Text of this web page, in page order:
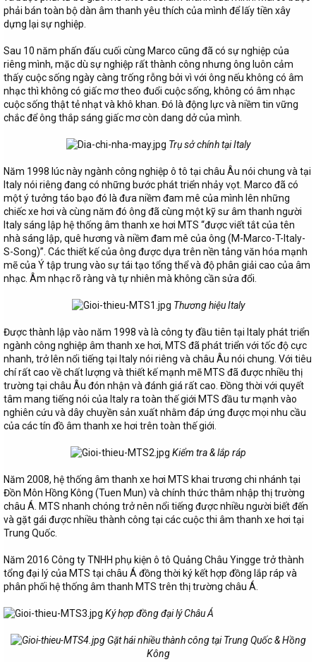
phải bán toàn bộ dàn âm thanh yêu thích của mình để lấy tiền xây
dựng lại sự nghiệp.
Sau 10 năm phấn đấu cuối cùng Marco cũng đã có sự nghiệp của
riêng mình, mặc dù sự nghiệp rất thành công nhưng ông luôn cảm
thấy cuộc sống ngày càng trống rỗng bởi vì với ông nếu không có âm
nhạc thì không có giấc mơ theo đuổi cuộc sống, không có âm nhạc
cuộc sống thật tẻ nhạt và khô khan. Đó là động lực và niềm tin vững
chắc để ông thắp sáng giấc mơ còn dang dở của mình.
Trụ sở chính tại Italy
Năm 1998 lúc này ngành công nghiệp ô tô tại châu Âu nói chung và tại
Italy nói riêng đang có những bước phát triển nhảy vọt. Marco đã có
một ý tưởng táo bạo đó là đưa niềm đam mê của mình lên những
chiếc xe hơi và cùng năm đó ông đã cùng một kỹ sư âm thanh người
Italy sáng lập hệ thống âm thanh xe hơi MTS “được viết tắt của tên
nhà sáng lập, quê hương và niềm đam mê của ông (M-Marco-T-Italy-
S-Song)”. Các thiết kế của ông được dựa trên nền tảng văn hóa mạnh
mẽ của Ý tập trung vào sự tái tạo tổng thể và độ phân giải cao của âm
nhạc. Âm nhạc rõ ràng và tự nhiên mà không cần sửa đổi.
Thương hiệu Italy
Được thành lập vào năm 1998 và là công ty đầu tiên tại Italy phát triển
ngành công nghiệp âm thanh xe hơi, MTS đã phát triển với tốc độ cực
nhanh, trở lên nổi tiếng tại Italy nói riêng và châu Âu nói chung. Với tiêu
chí rất cao về chất lượng và thiết kế mạnh mẽ MTS đã được nhiều thị
trường tại châu Âu đón nhận và đánh giá rất cao. Đồng thời với quyết
tâm mang tiếng nói của Italy ra toàn thế giới MTS đầu tư mạnh vào
nghiên cứu và dây chuyền sản xuất nhằm đáp ứng được mọi nhu cầu
của các tín đồ âm thanh xe hơi trên toàn thế giới.
Kiểm tra & lắp ráp
Năm 2008, hệ thống âm thanh xe hơi MTS khai trương chi nhánh tại
Đồn Môn Hồng Kông (Tuen Mun) và chính thức thâm nhập thị trường
châu Á. MTS nhanh chóng trở nên nổi tiếng được nhiều người biết đến
và gặt gái được nhiều thành công tại các cuộc thi âm thanh xe hơi tại
Trung Quốc.
Năm 2016 Công ty TNHH phụ kiện ô tô Quảng Châu Yingge trở thành
tổng đại lý của MTS tại châu Á đồng thời ký kết hợp đồng lắp ráp và
phân phối hệ thống âm thanh MTS trên thị trường châu Á.
Ký hợp đồng đại lý Châu Á
Gặt hái nhiều thành công tại Trung Quốc & Hồng
Kông